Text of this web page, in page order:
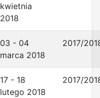
kwietnia
2018
03 - 04
marca 2018
2017/
17 - 18
lutego 2018
2017/